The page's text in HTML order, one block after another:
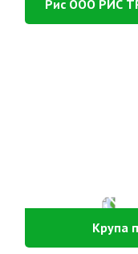
Рис ООО РИС
Крупа